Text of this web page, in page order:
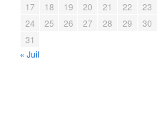
17
18 19 20 21 22
23
24
25 26 27 28 29
30
31
« Juil